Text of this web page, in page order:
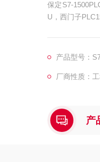
保定S7-
U，西门子
产品型号：
厂商性质：
产